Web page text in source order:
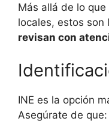
Más allá de lo
locales, estos son
revisan con
INE es la opción
Asegúrate de que: